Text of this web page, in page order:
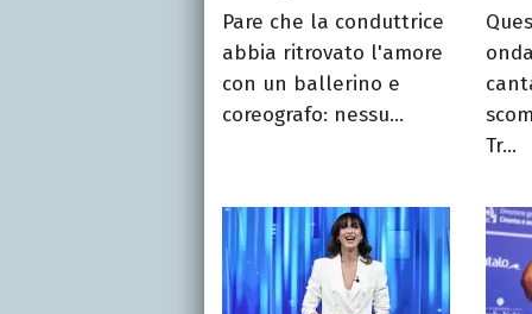
Pare che la conduttrice
abbia ritrovato l'amore
con un ballerino e
coreografo: nessu...
Tr...